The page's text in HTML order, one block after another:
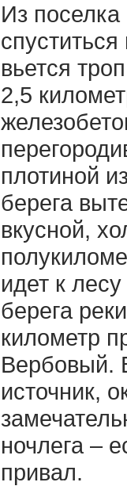
Из поселка
вьется
2,5
плотиной
берега
вкусной,
идет к
берега
километр
Вербовый.
источник,
ночлега –
привал.